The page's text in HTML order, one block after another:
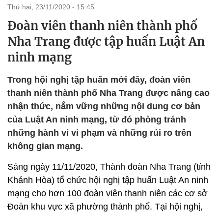
thứ hai, 23/11/2020 - 15:45
Đoàn viên thanh niên thành phố
Nha Trang được tập huấn Luật An
ninh mạng
Trong hội nghị tập huấn mới đây, đoàn viên
thanh niên thành phố Nha Trang được nâng cao
nhận thức, nắm vững những nội dung cơ bản
của Luật An ninh mạng, từ đó phòng tránh
những hành vi vi phạm và những rủi ro trên
không gian mạng.
Sáng ngày 11/11/2020, Thành đoàn Nha Trang (tỉnh
Khánh Hòa) tổ chức hội nghị tập huấn Luật An ninh
mạng cho hơn 100 đoàn viên thanh niên các cơ sở
Đoàn khu vực xã phường thành phố. Tại hội nghị,